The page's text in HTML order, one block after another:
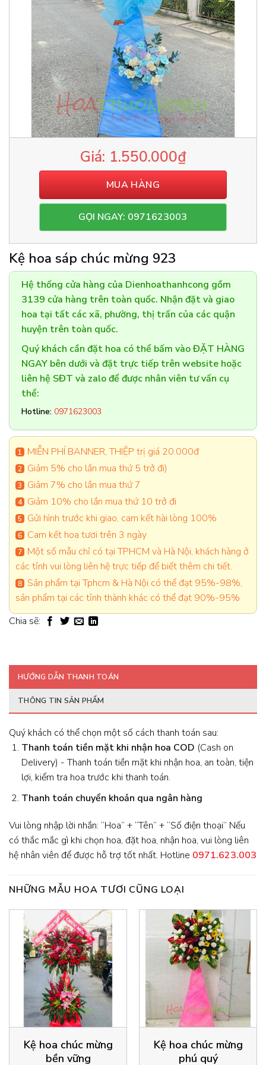
1.550.000₫
MUA HÀNG
GỌI NGAY: 0971623003
Kệ hoa sáp chúc mừng 923
Hệ thống cửa hàng của Dienhoathanhcong gồm
3139 cửa hàng trên toàn quốc. Nhận đặt và giao
hoa tại tất các xã, phường, thị trấn của các quận
huyện trên toàn quốc.
Quý khách cần đặt hoa có thể bấm vào ĐẶT HÀNG
NGAY bên dưới và đặt trực tiếp trên website hoặc
liên hệ SĐT và zalo để được nhân viên tư vấn cụ
thể:
Hotline: 0971623003
MIỄN PHÍ BANNER, THIỆP trị giá 20.000đ
Giảm 5% cho lần mua thứ 5 trở đi)
Giảm 7% cho lần mua thứ 7
Giảm 10% cho lần mua thứ 10 trở đi
Gửi hình trước khi giao, cam kết hài lòng 100%
Cam kết hoa tươi trên 3 ngày
Một số mẫu chỉ có tại TPHCM và Hà Nội, khách hàng ở
các tỉnh vui lòng liên hệ trực tiếp để biết thêm chi tiết.
Sản phẩm tại Tphcm & Hà Nội có thể đạt 95%-98%,
sản phẩm tại các tỉnh thành khác có thể đạt 90%-95%
Chia sẽ:
HƯỚNG DẪN THANH TOÁN
THÔNG TIN SẢN PHẨM
Quý khách có thể chọn một số cách thanh toán sau:
Thanh toán tiền mặt khi nhận hoa COD (Cash on
Delivery) - Thanh toán tiền mặt khi nhận hoa, an toàn, tiện
lợi, kiểm tra hoa trước khi thanh toán.
Thanh toán chuyển khoản qua ngân hàng
Vui lòng nhập lời nhắn: “Hoa” + “Tên” + “Số điện thoại” Nếu
có thắc mắc gì khi chọn hoa, đặt hoa, nhận hoa, vui lòng liên
hệ nhân viên để được hỗ trợ tốt nhất. Hotline 0971.623.003
NHỮNG MẪU HOA TƯƠI CŨNG LOẠI
Kệ hoa chúc mừng
bền vững
Kệ hoa chúc mừng
phú quý